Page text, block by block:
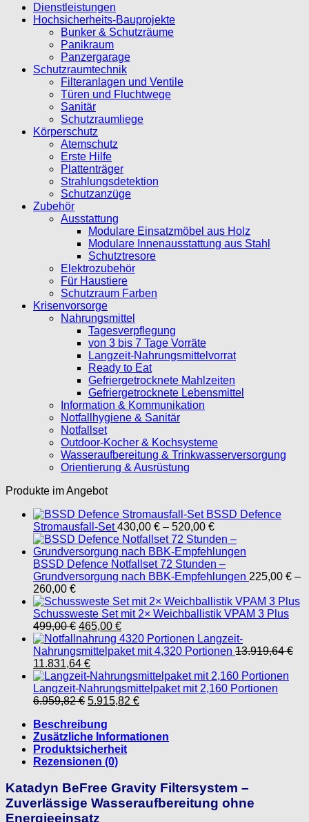
Dienstleistungen
Hochsicherheits-Bauprojekte
Bunker & Schutzräume
Panikraum
Panzergarage
Schutzraumtechnik
Filteranlagen und Ventile
Türen und Fluchtwege
Sanitär
Schutzraumliege
Körperschutz
Atemschutz
Erste Hilfe
Plattenträger
Strahlungsdetektion
Schutzanzüge
Zubehör
Ausstattung
Modulare Einsatzmöbel aus Holz
Modulare Innenausstattung aus Stahl
Schutztresore
Elektrozubehör
Für Haustiere
Schutzraum Farben
Krisenvorsorge
Nahrungsmittel
Tagesverpflegung
von 3 bis 7 Tage Vorräte
Langzeit-Nahrungsmittelvorrat
Ready to Eat
Gefriergetrocknete Mahlzeiten
Gefriergetrocknete Lebensmittel
Information & Kommunikation
Notfallhygiene & Sanitär
Notfallset
Outdoor-Kocher & Kochsysteme
Wasseraufbereitung & Trinkwasserversorgung
Orientierung & Ausrüstung
Produkte im Angebot
BSSD Defence
Stromausfall-Set 430,00 € – 520,00 €
BSSD Defence Notfallset 72 Stunden –
Grundversorgung nach BBK-Empfehlungen 225,00 € –
260,00 €
Schussweste Set mit 2× Weichballistik VPAM 3 Plus
499,00€ Ursprünglicher
Preis
war:
499,00 €
465,00 €Aktueller
Preis
ist:
Langzeit-
Nahrungsmittelpaket mit 4,320 Portionen 13.919,64€
Ursprünglicher
Preis
war:
13.919,64 €
11.831,64 €Aktueller
Preis
ist:
11.831,64 €.
Langzeit-Nahrungsmittelpaket mit 2,160 Portionen
6.959,82€ Ursprünglicher
war:
6.959,82 €
5.915,82 €Aktueller
5.915,82 €.
Beschreibung
Zusätzliche Informationen
Produktsicherheit
Rezensionen (0)
Katadyn BeFree Gravity Filtersystem –
Zuverlässige Wasseraufbereitung ohne
Energieeinsatz